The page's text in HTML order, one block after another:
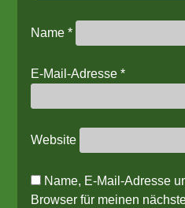
Name*
E-Mail-Adresse*
Website
Name, E-Mail-Adresse
Browser für meinen